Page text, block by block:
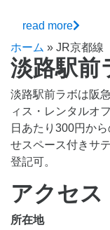
read more
ホーム » JR京都線
淡路駅前
淡路駅前ラボは阪
ィス・レンタルオ
日あたり300円か
せスペース付きサ
登記可。
アクセス
所在地